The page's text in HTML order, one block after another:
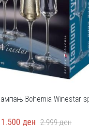
Bohemia Winestar
1.500 ден 2.999ден